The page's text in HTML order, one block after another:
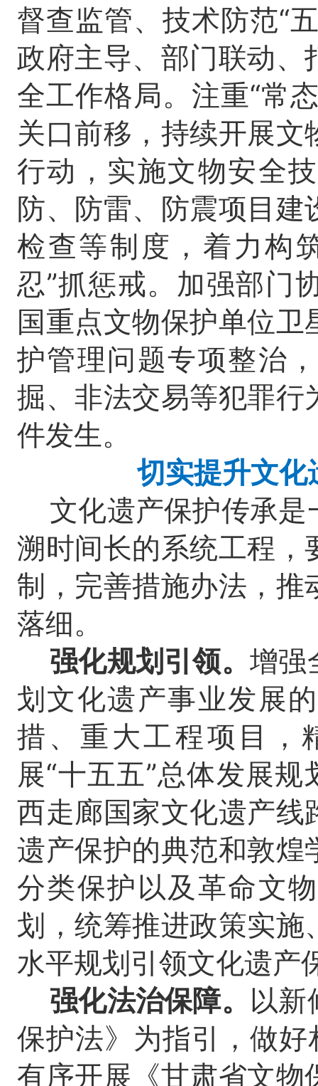
督查监管、技术防范“
政府主导、部门联动
全工作格局。注重“常
关口前移，持续开展
行动，实施文物安全
防、防雷、防震项目
检查等制度，着力构
忍”抓惩戒。加强部门
国重点文物保护单位
护管理问题专项整治
掘、非法交易等犯罪行
件发生。
切实提升文化
文化遗产保护传承
溯时间长的系统工程，
制，完善措施办法，推
落细。
强化规划引领。增强
划文化遗产事业发展
措、重大工程项目，
展“十五五”总体发展
西走廊国家文化遗产线
遗产保护的典范和敦煌
分类保护以及革命文
划，统筹推进政策实
水平规划引领文化遗产
强化法治保障。 以新
保护法》为指引，做好
有序开展《甘肃省文物